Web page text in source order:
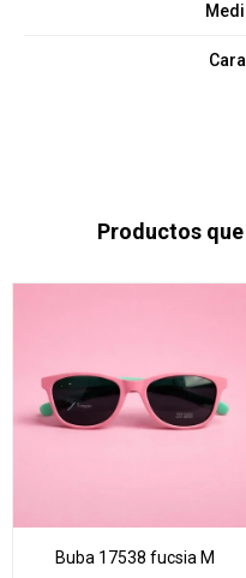
Productos
Buba 17538 fucsia M